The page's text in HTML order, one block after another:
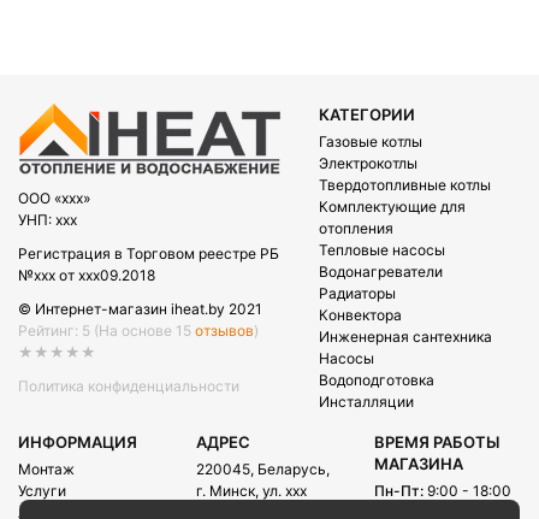
OOO «xxx»
УНП: xxx
Регистрация в Торговом реестре РБ
№xxx от xxx09.2018
© Интернет-магазин iheat.by 2021
Рейтинг: 5 (На основе 15 отзывов)
★★★★★
Политика конфиденциальности
КАТЕГОРИИ
Газовые котлы
Электрокотлы
Твердотопливные котлы
Комплектующие для
отопления
Тепловые насосы
Водонагреватели
Радиаторы
Конвектора
Инженерная сантехника
Насосы
Водоподготовка
Инсталляции
ИНФОРМАЦИЯ
Монтаж
Услуги
Акции
АДРЕС
220045, Беларусь,
г. Минск, ул. xxx
ВРЕМЯ РАБОТЫ
МАГАЗИНА
Пн-Пт: 9:00 - 18:00